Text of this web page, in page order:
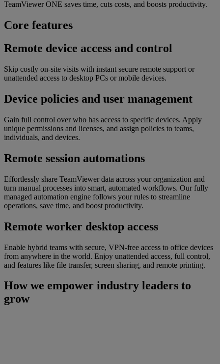
TeamViewer ONE saves time, cuts costs, and boosts productivity.
Core features
Remote device access and control
Skip costly on-site visits with instant secure remote support or
unattended access to desktop PCs or mobile devices.
Device policies and user management
Gain full control over who has access to specific devices. Apply
unique permissions and licenses, and assign policies to teams,
individuals, and devices.
Remote session automations
Effortlessly share TeamViewer data across your organization and
turn manual processes into smart, automated workflows. Our fully
managed automation engine follows your rules to streamline
operations, save time, and boost productivity.
Remote worker desktop access
Enable hybrid teams with secure, VPN-free access to office devices
from anywhere in the world. Enjoy unattended access, full control,
and features like file transfer, screen sharing, and remote printing.
How we empower industry leaders to
grow